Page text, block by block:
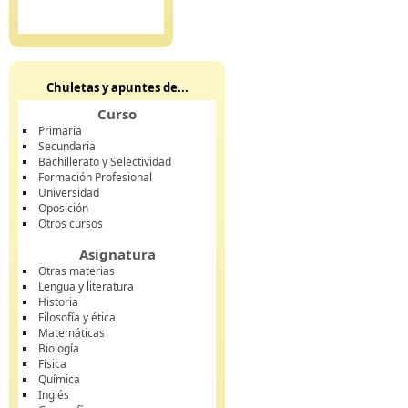
Chuletas y apuntes de...
Curso
Primaria
Secundaria
Bachillerato y Selectividad
Formación Profesional
Universidad
Oposición
Otros cursos
Asignatura
Otras materias
Lengua y literatura
Historia
Filosofía y ética
Matemáticas
Biología
Física
Química
Inglés